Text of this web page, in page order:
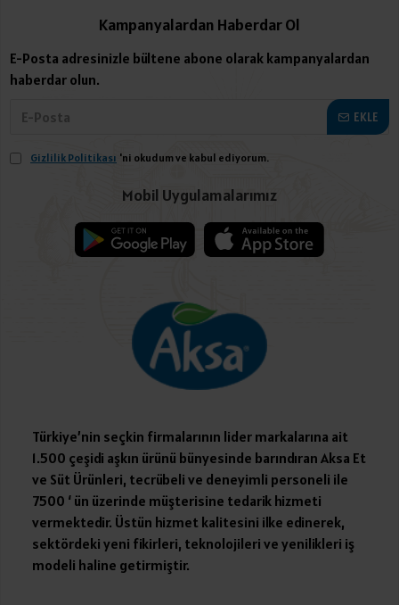
Kampanyalardan Haberdar Ol
E-Posta adresinizle bültene abone olarak kampanyalardan
haberdar olun.
EKLE
Gizlilik Politikası 'ni okudum ve kabul ediyorum.
Mobil Uygulamalarımız
Türkiye’nin seçkin firmalarının lider markalarına ait
1.500 çeşidi aşkın ürünü bünyesinde barındıran Aksa Et
ve Süt Ürünleri, tecrübeli ve deneyimli personeli ile
7500 ‘ ün üzerinde müşterisine tedarik hizmeti
vermektedir. Üstün hizmet kalitesini ilke edinerek,
sektördeki yeni fikirleri, teknolojileri ve yenilikleri iş
modeli haline getirmiştir.